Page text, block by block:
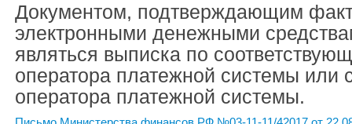
Документом, подтверждающим
электронными денежными
являться выписка по
оператора платежной системы или
оператора платежной системы.